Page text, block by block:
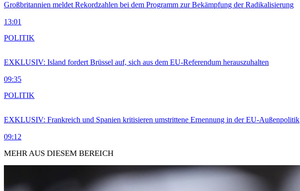
Großbritannien meldet Rekordzahlen bei dem Programm zur Bekämpfung der Radikalisierung
13:01
EXKLUSIV: Island fordert Brüssel auf, sich aus dem EU-Referendum herauszuhalten
09:35
POLITIK
EXKLUSIV: Frankreich und Spanien kritisieren umstrittene Ernennung in der EU-Außenpolitik
09:12
POLITIK
MEHR AUS DIESEM BEREICH